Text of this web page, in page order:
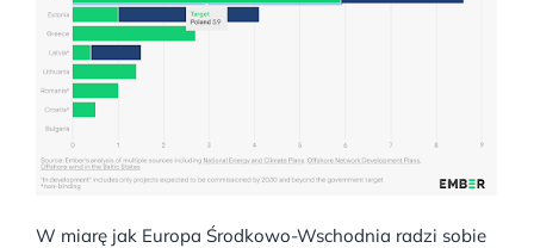
W miarę jak Europa Środkowo-Wschodnia radzi sobie